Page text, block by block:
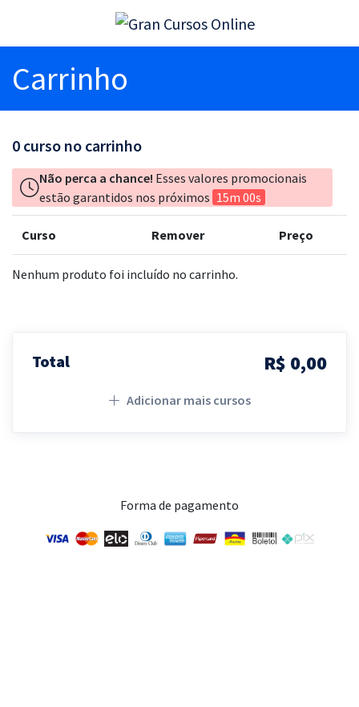
Carrinho
0 curso no carrinho
Não perca a chance! Esses valores promocionais
estão garantidos nos próximos 15m 00s
Curso Remover Preço
Nenhum produto foi incluído no carrinho.
Total R$ 0,00
Adicionar mais cursos
Forma de pagamento